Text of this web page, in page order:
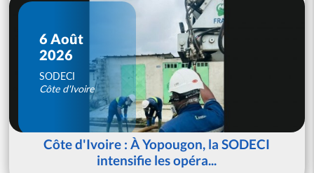
6 Août
2026
SODECI
Côte d'Ivoire
Côte d'Ivoire : À Yopougon, la SODECI
intensifie les opéra...